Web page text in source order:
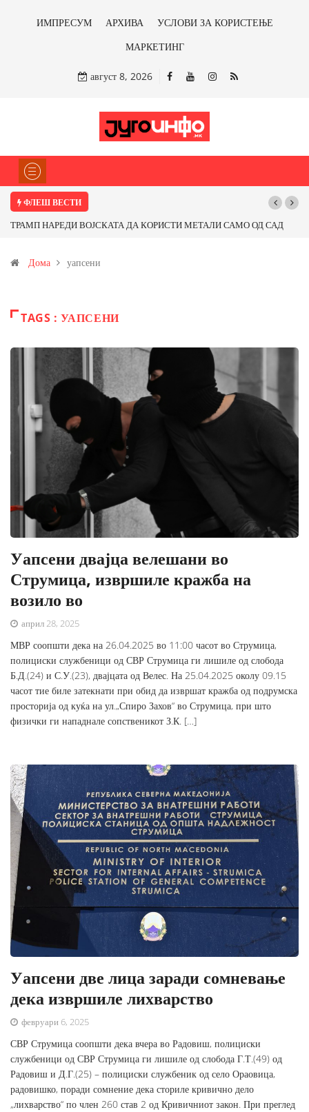
ИМПРЕСУМ АРХИВА
УСЛОВИ ЗА КОРИСТЕЊЕ
МАРКЕТИНГ
август 8, 2026
ФЛЕШ ВЕСТИ
Почнува реконструкцијата на улицата „5-ти Ноември“ во Струмица
Дома уапсени
TAGS : УАПСЕНИ
Уапсени двајца велешани во
Струмица, извршиле кражба на
возило во
април 28, 2025
МВР соопшти дека на 26.04.2025 во 11:00 часот во Струмица,
полициски службеници од СВР Струмица ги лишиле од слобода
Б.Д.(24) и С.У.(23), двајцата од Велес. На 25.04.2025 околу 09.15
часот тие биле затекнати при обид да извршат кражба од подрумска
просторија од куќа на ул.„Спиро Захов“ во Струмица, при што
физички ги нападнале сопственикот З.К. […]
Уапсени две лица заради сомневање
дека извршиле лихварство
февруари 6, 2025
СВР Струмица соопшти дека вчера во Радовиш, полициски
службеници од СВР Струмица ги лишиле од слобода Г.Т.(49) од
Радовиш и Д.Г.(25) – полициски службеник од село Ораовица,
радовишко, поради сомнение дека сториле кривично дело
„лихварство“ по член 260 став 2 од Кривичниот закон. При преглед